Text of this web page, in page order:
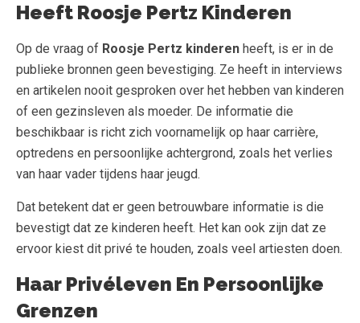
Heeft Roosje Pertz Kinderen
Op de vraag of Roosje Pertz kinderen heeft, is er in de
publieke bronnen geen bevestiging. Ze heeft in interviews
en artikelen nooit gesproken over het hebben van kinderen
of een gezinsleven als moeder. De informatie die
beschikbaar is richt zich voornamelijk op haar carrière,
optredens en persoonlijke achtergrond, zoals het verlies
van haar vader tijdens haar jeugd.
Dat betekent dat er geen betrouwbare informatie is die
bevestigt dat ze kinderen heeft. Het kan ook zijn dat ze
ervoor kiest dit privé te houden, zoals veel artiesten doen.
Haar Privéleven En Persoonlijke
Grenzen